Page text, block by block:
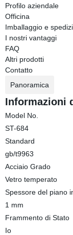
Profilo aziendale
Officina
Imballaggio e
I nostri vantaggi
FAQ
Altri prodotti
Contatto
Panoramica
Informazioni
Model No.
ST-684
Standard
gb/t9963
Acciaio Grado
Vetro temperato
Spessore del piano
1 mm
Frammento di Stato
Io